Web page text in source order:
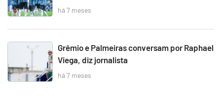
há 7 meses
Grêmio e Palmeiras conversam por Raphael
Viega, diz jornalista
há 7 meses